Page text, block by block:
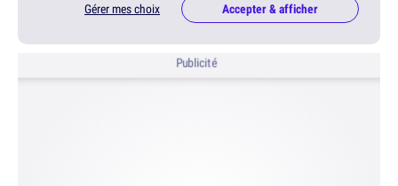
Gérer mes choix Accepter & afficher
Publicité